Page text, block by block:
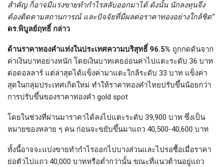
สำคัญ ก็อาจมีแรงขายทำกำไรสลับออกมาได้ ดังนั้น นักลงทุนจึง
ต้องติดตามสถานการณ์ และปัจจัยที่มีผลต่อราคาทองอย่างใกล้ชิด”
ดร.พิบูลย์ฤทธิ์ กล่าว
ด้านราคาทองคำแท่งในประเทศความบริสุทธิ์ 96.5% ถูกกดดันจาก
ค่าเงินบาทอย่างหนัก โดยเงินบาทเคยอ่อนค่าไปแตะระดับ 36 บาท
ต่อดอลลาร์ แต่ล่าสุดได้แข็งค่ามาแตะใกล้ระดับ 33 บาท แข็งค่า
สุดในกลุ่มประเทศเกิดใหม่ ทำให้ราคาทองคำไทยปรับขึ้นน้อยกว่า
การปรับขึ้นของราคาทองคำ gold spot
โดยในช่วงที่ผ่านมาราคาได้ลงไปแตะระดับ 39,900 บาท ซึ่งเป็น
หมายของหลาย ๆ คน ก่อนจะขยับขึ้นมาแถว 40,500-40,600 บาท
ทั้งนี้อาจจะแบ่งขายทำกำไรออกไปบางส่วนและไปรอซื้อเมื่อราคา
ย่อตัวไปแถว 40,000 บาทหรือต่ำกว่านั้น ขณะที่แนวต้านอยู่แถว